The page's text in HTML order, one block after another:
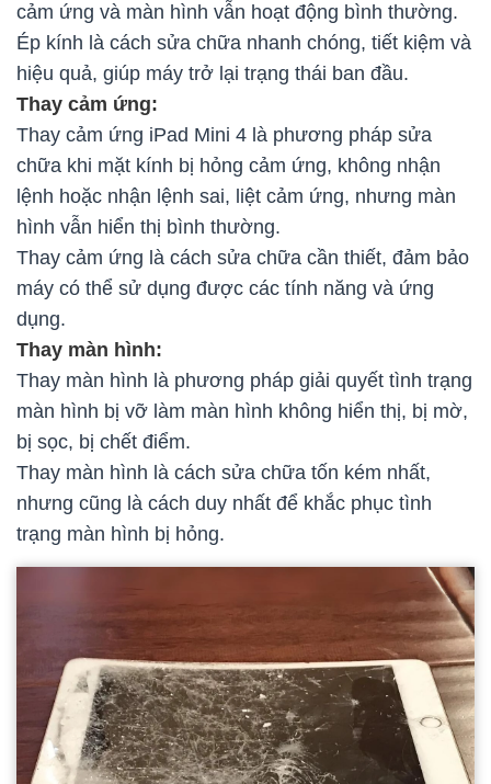
cảm ứng và màn hình vẫn hoạt động bình thường.
Ép kính là cách sửa chữa nhanh chóng, tiết kiệm và
hiệu quả, giúp máy trở lại trạng thái ban đầu.
Thay cảm ứng:
Thay cảm ứng iPad Mini 4 là phương pháp sửa
chữa khi mặt kính bị hỏng cảm ứng, không nhận
lệnh hoặc nhận lệnh sai, liệt cảm ứng, nhưng màn
hình vẫn hiển thị bình thường.
Thay cảm ứng là cách sửa chữa cần thiết, đảm bảo
máy có thể sử dụng được các tính năng và ứng
dụng.
Thay màn hình:
Thay màn hình là phương pháp giải quyết tình trạng
màn hình bị vỡ làm màn hình không hiển thị, bị mờ,
bị sọc, bị chết điểm.
Thay màn hình là cách sửa chữa tốn kém nhất,
nhưng cũng là cách duy nhất để khắc phục tình
trạng màn hình bị hỏng.